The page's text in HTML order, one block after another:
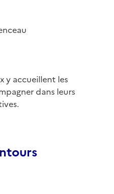
y accueillent les
dans leurs